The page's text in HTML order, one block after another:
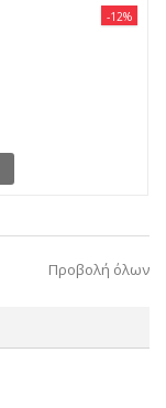
-12%
Προβολή όλων